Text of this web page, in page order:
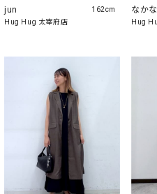
jun
Hug Hug 太宰府店
162cm
なかな
Hug